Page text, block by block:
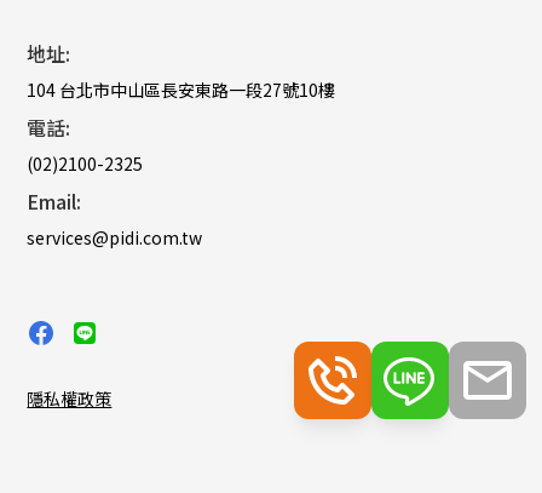
地址:
104 台北市中山區長安東路一段27號10樓
電話:
(02)2100-2325
Email:
services@pidi.com.tw
隱私權政策